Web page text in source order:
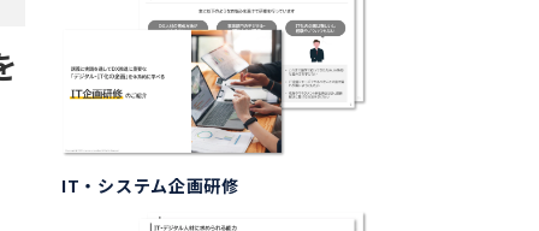
IT・システム企画研修